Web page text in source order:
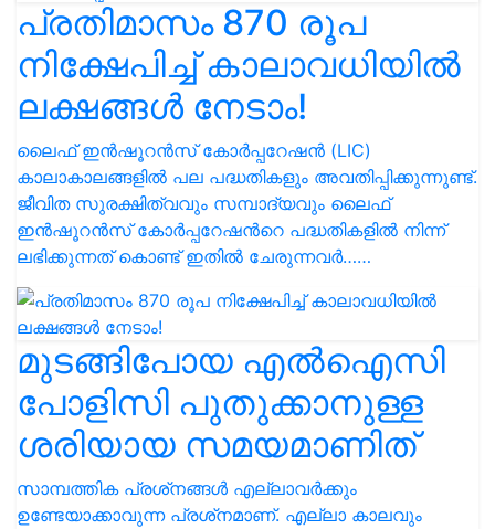
പ്രതിമാസം 870 രൂപ
നിക്ഷേപിച്ച് കാലാവധിയിൽ
ലക്ഷങ്ങൾ നേടാം!
ലൈഫ് ഇൻഷൂറൻസ് കോർപ്പറേഷൻ (LIC)
കാലാകാലങ്ങളിൽ പല പദ്ധതികളും അവതിപ്പിക്കുന്നുണ്ട്.
ജീവിത സുരക്ഷിത്വവും സമ്പാദ്യവും ലൈഫ്
ഇന്‍ഷൂറന്‍സ് കോര്‍പ്പറേഷന്‍റെ പദ്ധതികളിൽ നിന്ന്
ലഭിക്കുന്നത് കൊണ്ട് ഇതിൽ ചേരുന്നവർ……
മുടങ്ങിപോയ എൽഐസി
പോളിസി പുതുക്കാനുള്ള
ശരിയായ സമയമാണിത്
സാമ്പത്തിക പ്രശ്‌നങ്ങൾ എല്ലാവർക്കും
ഉണ്ടേയാക്കാവുന്ന പ്രശ്‌നമാണ്. എല്ലാ കാലവും